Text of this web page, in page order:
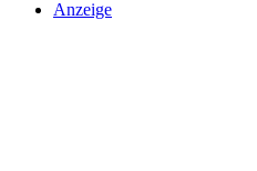
Anzeige